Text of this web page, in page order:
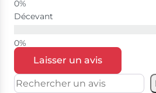
Décevant
Laisser un avis